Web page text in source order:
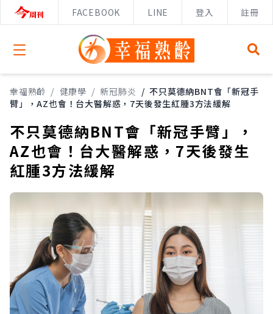
FACEBOOK LINE 登入 註冊
Open menu
幸福熟齡 / 健康學 / 新冠肺炎 / 不只莫德納BNT會「新冠手
臂」，AZ也會！台大醫解惑，7天後發生紅腫3方法緩解
不只莫德納BNT會「新冠手臂」，
AZ也會！台大醫解惑，7天後發生
紅腫3方法緩解